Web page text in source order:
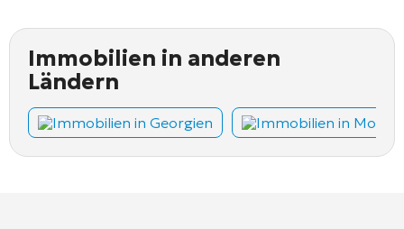
Immobilien in anderen
Ländern
Immobilien in Georgien Immobilien in